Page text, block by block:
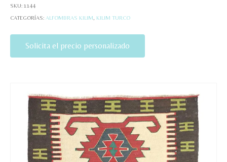
SKU: 1144
CATEGORÍAS: ALFOMBRAS KILIM KILIM TURCO
Solicita el precio personalizado